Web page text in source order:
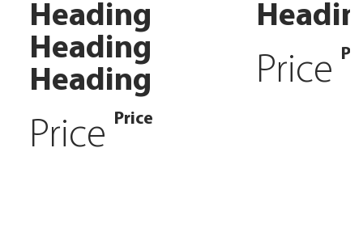
Heading
Heading
Heading
Price Price
Price